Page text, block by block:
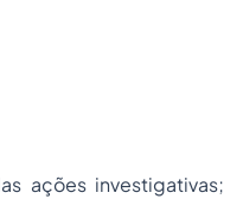
ações investigativas;